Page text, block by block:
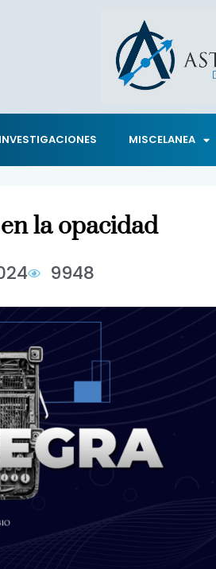
INVESTIGACIONES MISCELANEA
la opacidad
9948